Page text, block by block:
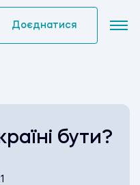
Доєднатися
бути?